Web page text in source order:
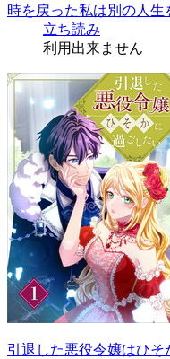
時を戻った私は別の人
立ち読み
利用出来ません
引退した悪役令嬢はひ